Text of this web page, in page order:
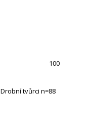
100
Drobní tvůrci n=88